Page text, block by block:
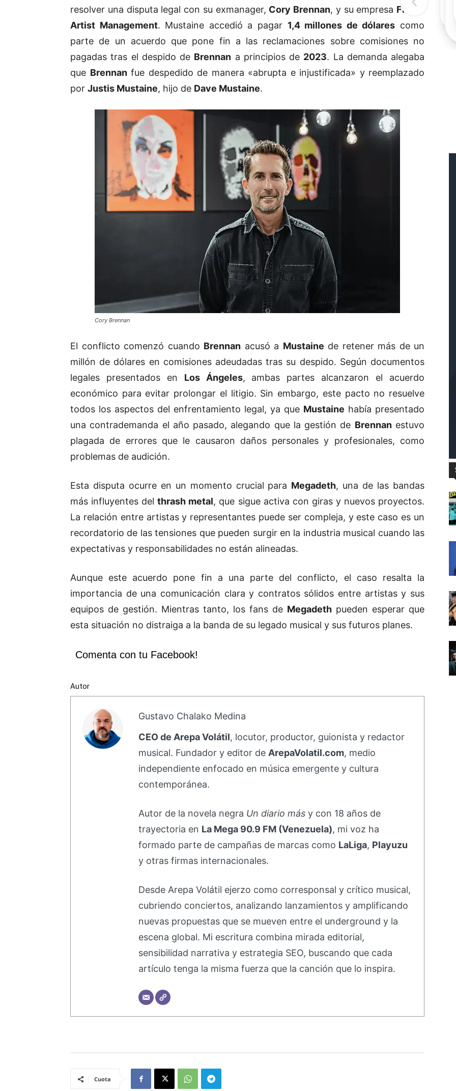
resolver una disputa legal con su exmanager, Cory Brennan, y su empresa Five B
Artist Management. Mustaine accedió a pagar 1,4 millones de dólares como
parte de un acuerdo que pone fin a las reclamaciones sobre comisiones no
pagadas tras el despido de Brennan a principios de 2023. La demanda alegaba
que Brennanfue despedido de manera «abrupta e injustificada» y reemplazado
por Justis Mustaine, hijo de Dave Mustaine.
Cory Brennan
El conflicto comenzó cuando Brennan acusó a Mustaine de retener más de un
millón de dólares en comisiones adeudadas tras su despido. Según documentos
legales presentados en Los Ángeles, ambas partes alcanzaron el acuerdo
económico para evitar prolongar el litigio. Sin embargo, este pacto no resuelve
todos los aspectos del enfrentamiento legal, ya que Mustaine había presentado
una contrademanda el año pasado, alegando que la gestión de Brennanestuvo
plagada de errores que le causaron daños personales y profesionales, como
problemas de audición.
Esta disputa ocurre en un momento crucial para Megadeth, una de las bandas
más influyentes delthrash metal, que sigue activa con giras y nuevos proyectos.
La relación entre artistas y representantes puede ser compleja, y este caso es un
recordatorio de las tensiones que pueden surgir en la industria musical cuando las
expectativas y responsabilidades no están alineadas.
Aunque este acuerdo pone fin a una parte del conflicto, el caso resalta la
importancia de una comunicación clara y contratos sólidos entre artistas y sus
equipos de gestión. Mientras tanto, los fans de Megadeth pueden esperar que
esta situación no distraiga a la banda de su legado musical y sus futuros planes.
Comenta con tu Facebook!
Autor
Gustavo Chalako Medina
CEO de Arepa Volátil, locutor, productor, guionista y redactor
musical. Fundador y editor de ArepaVolatil.com, medio
independiente enfocado en música emergente y cultura
contemporánea.
Autor de la novela negra Un diario másy con 18 años de
trayectoria en La Mega 90.9 FM (Venezuela), mi voz ha
formado parte de campañas de marcas como LaLiga, Playuzu
y otras firmas internacionales.
Desde Arepa Volátil ejerzo como corresponsal y crítico musical,
cubriendo conciertos, analizando lanzamientos y amplificando
nuevas propuestas que se mueven entre el underground y la
escena global. Mi escritura combina mirada editorial,
sensibilidad narrativa y estrategia SEO, buscando que cada
artículo tenga la misma fuerza que la canción que lo inspira.
Cuota